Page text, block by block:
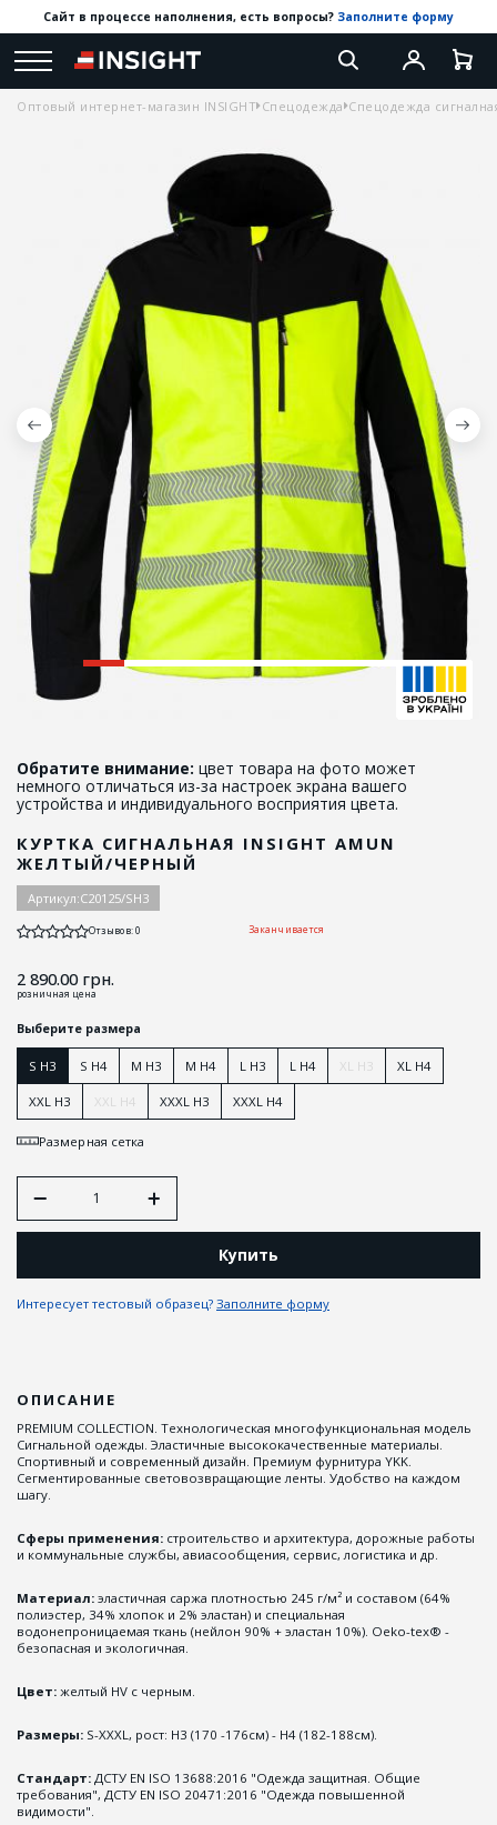
Сайт в процессе наполнения, есть вопросы? Заполните форму
Оптовый интернет-магазин INSIGHT Спецодежда Спецодежда
Обратите внимание: цвет товара на фото может
немного отличаться из-за настроек экрана вашего
устройства и индивидуального восприятия цвета.
КУРТКА СИГНАЛЬНАЯ INSIGHT AMUN
ЖЕЛТЫЙ/ЧЕРНЫЙ
Артикул:C20125/SH3
Отзывов: 0 Заканчивается
2 890.00грн.
розничная цена
Выберите размера
S H3 S H4 M H3 M H4 L H3 L H4 XL H3 XL H4
XXL H3 XXL H4 XXXL H3 XXXL H4
Размерная сетка
Купить
Интересует тестовый образец? Заполните форму
ОПИСАНИЕ
PREMIUM COLLECTION. Технологическая многофункциональная модель
Сигнальной одежды. Эластичные высококачественные материалы.
Спортивный и современный дизайн. Премиум фурнитура YKK.
Сегментированные световозвращающие ленты. Удобство на каждом
шагу.
Сферы применения: строительство и архитектура, дорожные работы
и коммунальные службы, авиасообщения, сервис, логистика и др.
Материал: эластичная саржа плотностью 245 г/м² и составом (64%
полиэстер, 34% хлопок и 2% эластан) и специальная
водонепроницаемая ткань (нейлон 90% + эластан 10%). Oeko-tex® -
безопасная и экологичная.
Цвет: желтый HV с черным.
Размеры: S-XXXL, рост: Н3 (170 -176см) - Н4 (182-188см).
Стандарт: ДСТУ EN ISO 13688:2016 "Одежда защитная. Общие
требования", ДСТУ EN ISO 20471:2016 "Одежда повышенной
видимости".